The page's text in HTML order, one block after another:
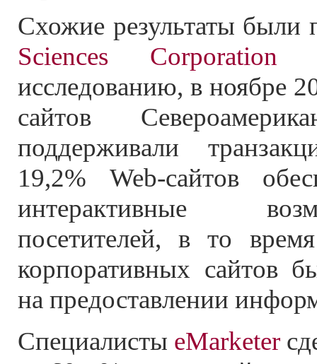
Схожие результаты
Sciences Corporation
исследованию, в ноябре
сайтов
поддерживали
19,2% Web-сайтов
интерактивные
посетителей, в то
корпоративных сайтов
на предоставлении
Специалисты eMarketer